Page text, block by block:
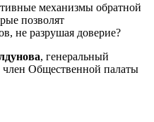
механизмы обратной
позволят
не разрушая доверие?
, генеральный
Общественной палаты